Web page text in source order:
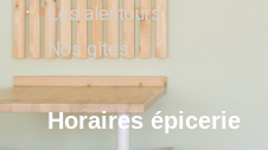
Les alentours
Nos gîtes
Horaires épicerie